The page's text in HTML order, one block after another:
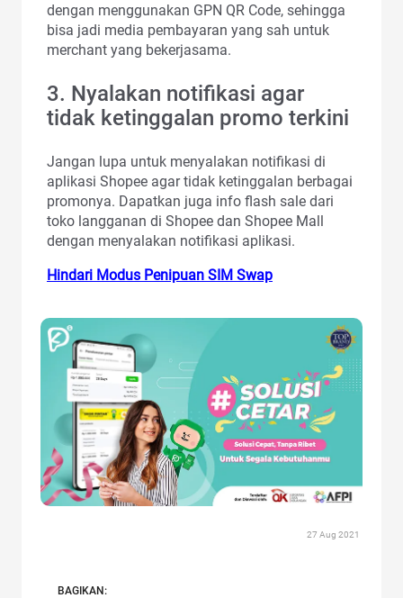
dengan menggunakan GPN QR Code, sehingga
bisa jadi media pembayaran yang sah untuk
merchant yang bekerjasama.
3. Nyalakan notifikasi agar
tidak ketinggalan promo terkini
Jangan lupa untuk menyalakan notifikasi di
aplikasi Shopee agar tidak ketinggalan berbagai
promonya. Dapatkan juga info flash sale dari
toko langganan di Shopee dan Shopee Mall
dengan menyalakan notifikasi aplikasi.
Hindari Modus Penipuan SIM Swap
27 Aug 2021
BAGIKAN: